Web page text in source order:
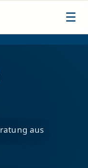
☰
aus